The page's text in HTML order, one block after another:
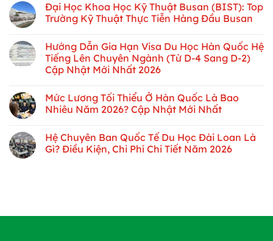
Đại Học Khoa Học Kỹ Thuật Busan (BIST): Top
Trường Kỹ Thuật Thực Tiễn Hàng Đầu Busan
Hướng Dẫn Gia Hạn Visa Du Học Hàn Quốc Hệ
Tiếng Lên Chuyên Ngành (Từ D-4 Sang D-2)
Cập Nhật Mới Nhất 2026
Mức Lương Tối Thiểu Ở Hàn Quốc Là Bao
Nhiêu Năm 2026? Cập Nhật Mới Nhất
Hệ Chuyên Ban Quốc Tế Du Học Đài Loan Là
Gì? Điều Kiện, Chi Phí Chi Tiết Năm 2026